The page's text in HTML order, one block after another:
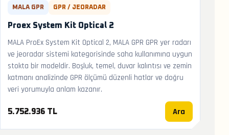
MALA GPR GPR / JEORADAR
Proex System Kit Optical 2
MALA ProEx System Kit Optical 2, MALA GPR GPR yer radarı
ve jeoradar sistemi kategorisinde saha kullanımına uygun
stokta bir modeldir. Boşluk, temel, duvar kalıntısı ve zemin
katmanı analizinde GPR ölçümü düzenli hatlar ve doğru
veri yorumuyla anlam kazanır.
5.752.936 TL Ara